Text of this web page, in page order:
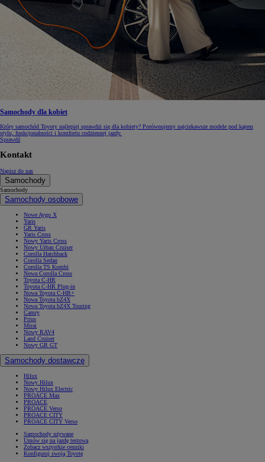
Samochody dla kobiet
Który samochód Toyoty najlepiej sprawdzi się dla kobiety? Porównujemy najciekawsze modele pod kątem
stylu, funkcjonalności i komfortu codziennej jazdy.
Sprawdź
Kontakt
Napisz do nas
Samochody
Samochody
Samochody osobowe
Nowe Aygo X
Yaris
GR Yaris
Yaris Cross
Nowy Yaris Cross
Nowy Urban Cruiser
Corolla Hatchback
Corolla Sedan
Corolla TS Kombi
Nowa Corolla Cross
Toyota C-HR
Toyota C-HR Plug-in
Nowa Toyota C-HR+
Nowa Toyota bZ4X
Nowa Toyota bZ4X Touring
Camry
Prius
Mirai
Nowy RAV4
Land Cruiser
Nowy GR GT
Samochody dostawcze
Hilux
Nowy Hilux
Nowy Hilux Electric
PROACE Max
PROACE
PROACE Verso
PROACE CITY
PROACE CITY Verso
Samochody używane
Umów się na jazdę testową
Zobacz wszystkie cenniki
Konfiguruj swoją Toyotę